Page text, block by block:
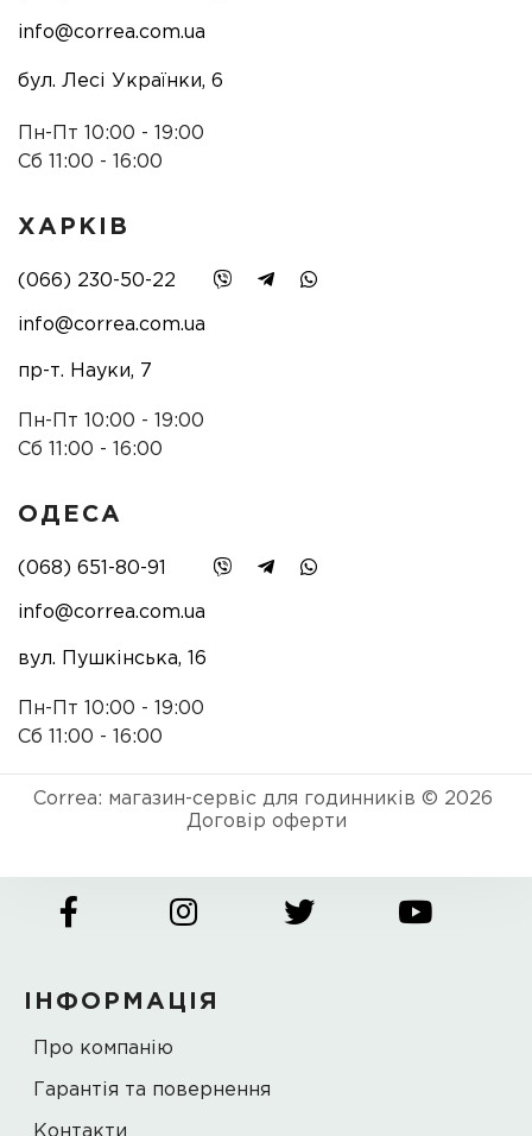
info@correa.com.ua
бул. Лесі Українки, 6
Пн-Пт 10:00 - 19:00
Сб 11:00 - 16:00
ХАРКІВ
(066) 230-50-22
info@correa.com.ua
пр-т. Науки, 7
Пн-Пт 10:00 - 19:00
Сб 11:00 - 16:00
ОДЕСА
(068) 651-80-91
info@correa.com.ua
вул. Пушкінська, 16
Пн-Пт 10:00 - 19:00
Сб 11:00 - 16:00
Correa: магазин-сервіс для годинників © 2026
Договір оферти
ІНФОРМАЦІЯ
Про компанію
Гарантія та повернення
Контакти